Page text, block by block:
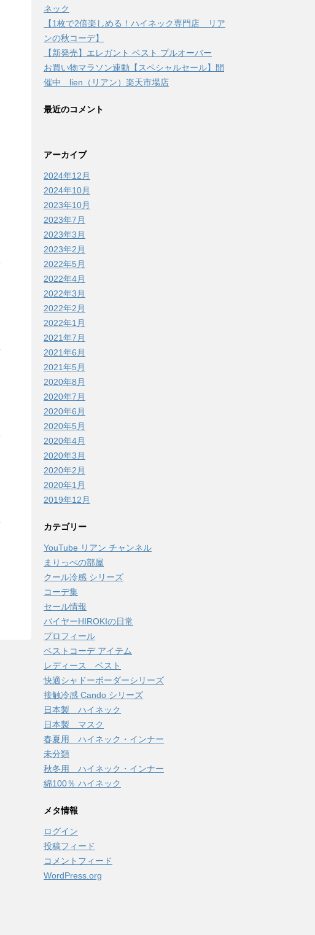
ネック
【1枚で2倍楽しめる！ハイネック専門店 リア
ンの秋コーデ】
【新発売】エレガント ベスト プルオーバー
お買い物マラソン連動【スペシャルセール】開
催中 lien（リアン）楽天市場店
最近のコメント
アーカイブ
2024年12月
2024年10月
2023年10月
2023年7月
2023年3月
2023年2月
2022年5月
2022年4月
2022年3月
2022年2月
2022年1月
2021年7月
2021年6月
2021年5月
2020年8月
2020年7月
2020年6月
2020年5月
2020年4月
2020年3月
2020年2月
2020年1月
2019年12月
カテゴリー
YouTube リアン チャンネル
まりっぺの部屋
クール冷感 シリーズ
コーデ集
セール情報
バイヤーHIROKIの日常
プロフィール
ベストコーデ アイテム
レディース ベスト
快適シャドーボーダーシリーズ
接触冷感 Cando シリーズ
日本製 ハイネック
日本製 マスク
春夏用 ハイネック・インナー
未分類
秋冬用 ハイネック・インナー
綿100％ ハイネック
メタ情報
ログイン
投稿フィード
コメントフィード
WordPress.org